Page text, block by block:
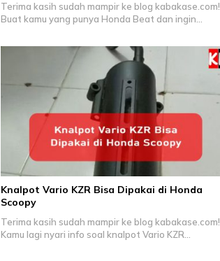
Terima kasih sudah mampir ke blog kabakase.com!
Buat kamu yang punya Honda Beat dan ingin…
Knalpot Vario KZR Bisa Dipakai di Honda
Scoopy
Terima kasih sudah mampir ke blog kabakase.com!
Kamu lagi nyari info soal knalpot Vario KZR…